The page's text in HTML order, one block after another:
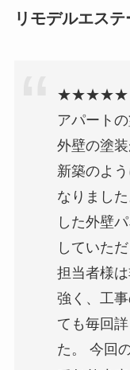
リモデルエス
★★★★★
アパート
外壁の塗
新築のよ
なりまし
した外壁
していた
担当者様
強く、工
ても毎回
た。 今回